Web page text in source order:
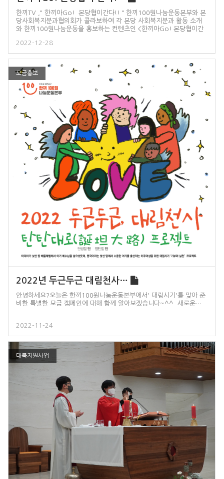
한끼TV ," 한끼아Go! 본당협이간다!! " 한끼100원나눔운동본부와 본
당사회복지분과협의회가 콜라보하여 각 본당 사회복지분과 활동 소개
와 한끼100원나눔운동을 홍보하는 컨텐츠인 <한끼아Go! 본당협이간
의 소외된 이들과 함께 나누기 위한 나눔바자회가 있었던 둔포성당에서
의 하루!함께 보시죠!!!#나눔맛집 #간재미맛집 #묵맛집 #국수맛집 #
사회복지맛집#둔포성당 #나눔바자회#한끼100원나눔운동#본당협#천
주교대전교구https://youtu.be/dNSdM0ARWoY
2022-12-28
모금홍보
2022년 두근두근 대림천사…
안녕하세요?오늘은 한끼100원나눔운동본부에서' 대림시기'를 맞아 준
비한 특별한 모금 캠페인에 대해 함께 알아보겠습니다~^^ 새로운…
2022-11-24
대북지원사업